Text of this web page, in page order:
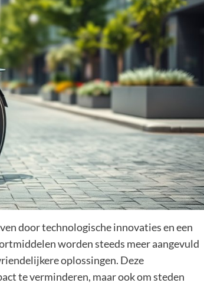
door technologische innovaties en een
worden steeds meer aangevuld
oplossingen. Deze
te verminderen, maar ook om steden